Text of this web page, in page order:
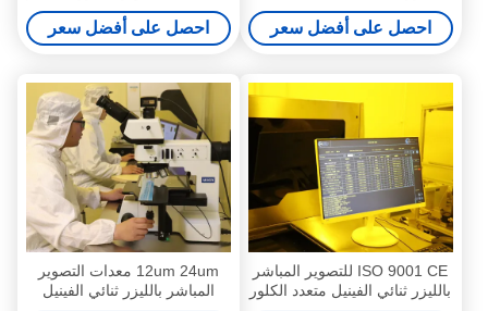
احصل على أفضل سعر
1200x1300mm
احصل على أفضل سعر
ISO 9001 CE للتصوير المباشر
بالليزر ثنائي الفينيل متعدد الكلور
12um 24um معدات التصوير
المباشر بالليزر ثنائي الفينيل